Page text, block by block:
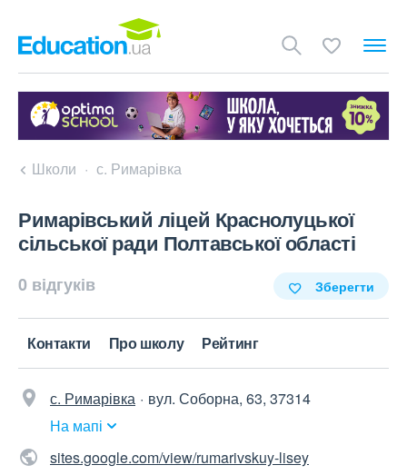
Школи с. Римарівка
Римарівський ліцей Краснолуцької
сільської ради Полтавської області
0 відгуків Зберегти
Контакти Про школу Рейтинг
с. Римарівка
вул. Соборна, 63, 37314
На мапі
sites.google.com/view/rumarivskuy-lisey